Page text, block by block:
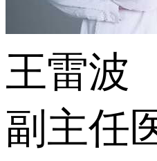
王雷波
副主任